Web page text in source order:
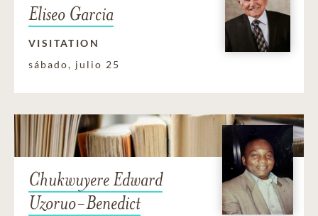
Eliseo Garcia
VISITATION
sábado, julio 25
Chukwuyere Edward
Uzoruo-Benedict